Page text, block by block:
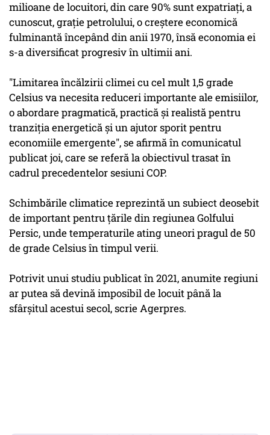
milioane de locuitori, din care 90% sunt expatriaţi, a
cunoscut, graţie petrolului, o creştere economică
fulminantă începând din anii 1970, însă economia ei
s-a diversificat progresiv în ultimii ani.
"Limitarea încălzirii climei cu cel mult 1,5 grade
Celsius va necesita reduceri importante ale emisiilor,
o abordare pragmatică, practică şi realistă pentru
tranziţia energetică şi un ajutor sporit pentru
economiile emergente", se afirmă în comunicatul
publicat joi, care se referă la obiectivul trasat în
cadrul precedentelor sesiuni COP.
Schimbările climatice reprezintă un subiect deosebit
de important pentru ţările din regiunea Golfului
Persic, unde temperaturile ating uneori pragul de 50
de grade Celsius în timpul verii.
Potrivit unui studiu publicat în 2021, anumite regiuni
ar putea să devină imposibil de locuit până la
sfârşitul acestui secol, scrie Agerpres.